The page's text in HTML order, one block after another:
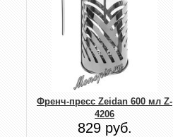
Френч-пресс Zeidan 600 мл Z-
4206
829 руб.